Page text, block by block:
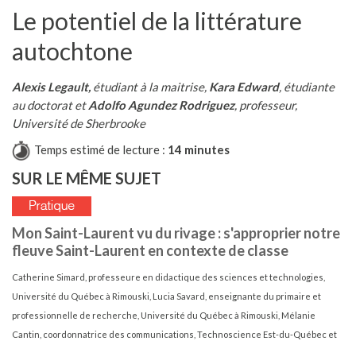
Le potentiel de la littérature
autochtone
Alexis Legault, étudiant à la maitrise, Kara Edward, étudiante
au doctorat etAdolfo Agundez Rodriguez, professeur,
Université de Sherbrooke
Temps estimé de lecture : 14 minutes
SUR LE MÊME SUJET
Mon Saint-Laurent vu du rivage : s'approprier notre
fleuve Saint-Laurent en contexte de classe
Catherine Simard, professeure en didactique des sciences et technologies,
Université du Québec à Rimouski, Lucia Savard, enseignante du primaire et
professionnelle de recherche, Université du Québec à Rimouski, Mélanie
Cantin, coordonnatrice des communications, Technoscience Est-du-Québec et